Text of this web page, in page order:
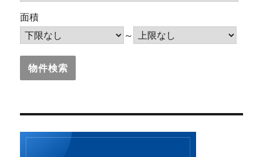
面積
～